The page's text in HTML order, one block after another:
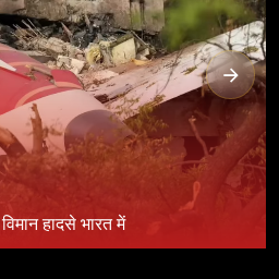
हादसे भारत में